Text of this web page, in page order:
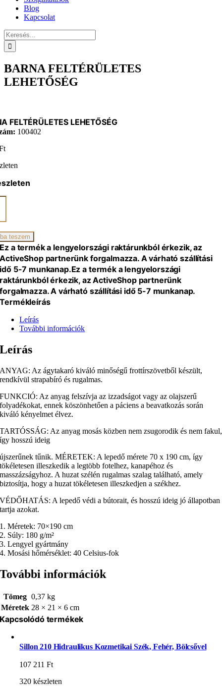
Blog
Kapcsolat
Keresés...
BARNA FELTÉRÜLETES
LEHETŐSÉG
FELTÉRÜLETES LEHETŐSÉG
100402
teszem
Ez a termék a lengyelországi raktárunkból érkezik, az
ActiveShop partnerünk forgalmazza. A várható szállítási
idő 5-7 munkanap.Ez a termék a lengyelországi
raktárunkból érkezik, az ActiveShop partnerünk
forgalmazza. A várható szállítási idő 5-7 munkanap.
Termékleírás
Leírás
További információk
Leírás
ANYAG: Az ágytakaró kiváló minőségű frottírszövetből készült,
rendkívül strapabíró és rugalmas.
FUNKCIÓ: Az anyag felszívja az izzadságot vagy az olajszerű
folyadékokat, ennek köszönhetően a páciens a beavatkozás során
kiváló kényelmet élvez.
TARTÓSSÁG: Az anyag mosás közben nem zsugorodik és nem fakul,
így hosszú ideig
újszerűnek tűnik. MÉRETEK: A lepedő mérete 70 x 190 cm, így
tökéletesen illeszkedik a legtöbb fotelhez, kanapéhoz és
masszázságyhoz. A huzat szélén rugalmas szalag található, amely
biztosítja, hogy a huzat tökéletesen illeszkedjen a székhez.
VÉDŐHATÁS: A lepedő védi a bútorait, és hosszú ideig jó állapotban
tartja azokat.
1. Méretek: 70×190 cm
2. Súly: 180 g/m²
3. Lengyel gyártmány
4. Mosási hőmérséklet: 40 Celsius-fok
További információk
Tömeg 0,37 kg
Méretek 28 × 21 × 6 cm
Kapcsolódó termékek
Sillon 210 Hidraulikus Kozmetikai Szék, Fehér, Bölcsővel
107 211Ft
320 készleten